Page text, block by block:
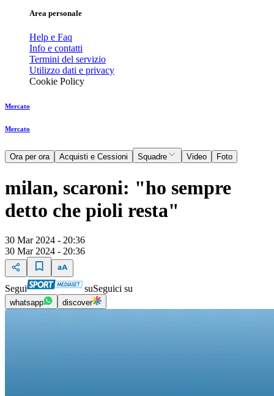
Area personale
Help e Faq
Info e contatti
Termini del servizio
Utilizzo dati e privacy
Cookie Policy
Mercato
Mercato
Ora per ora Acquisti e Cessioni Squadre Video Foto
milan, scaroni: "ho sempre
detto che pioli resta"
30 Mar 2024 - 20:36
30 Mar 2024 - 20:36
Segui suSeguici su
whatsapp discover